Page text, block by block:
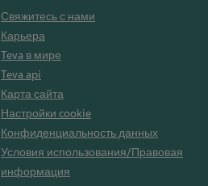
Свяжитесь с нами
Карьера
Teva в мире
Teva api
Карта сайта
Настройки cookie
Конфиденциальность данных
Условия использования/Правовая
информация